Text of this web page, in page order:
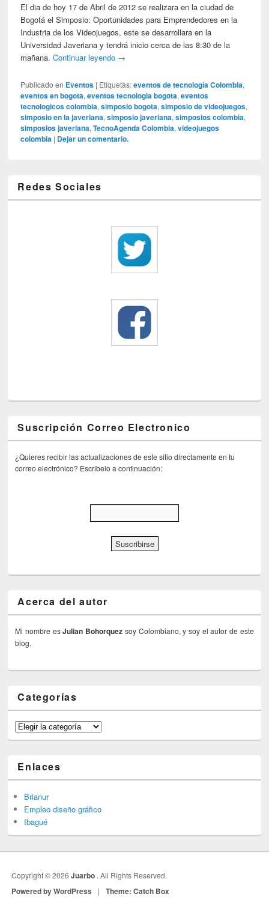
El dia de hoy 17 de Abril de 2012 se realizara en la ciudad de
Bogotá el Simposio: Oportunidades para Emprendedores en la
Industria de los Videojuegos, este se desarrollara en la
Universidad Javeriana y tendrá inicio cerca de las 8:30 de la
mañana.Continuar leyendo →
Publicado en Eventos | Etiquetas: eventos de tecnología Colombia,
eventos en bogota,eventos tecnologia bogota,eventos
tecnologicos colombia,simposio bogota,simposio de videojuegos,
simposio en la javeriana,simposio javeriana,simposios colombia,
simposios javeriana,TecnoAgenda Colombia,videojuegos
colombia | Dejar un comentario.
Redes Sociales
Suscripción Correo Electronico
¿Quieres recibir las actualizaciones de este sitio directamente en tu
correo electrónico? Escribelo a continuación:
Acerca del autor
Mi nombre esJulian Bohorquez soy Colombiano, y soy el autor de este
blog.
Categorías
Categorías
Enlaces
Brianur
Empleo diseño gráfico
Ibagué
Copyright © 2026Juarbo . All Rights Reserved.
Powered by WordPress | Theme: Catch Box